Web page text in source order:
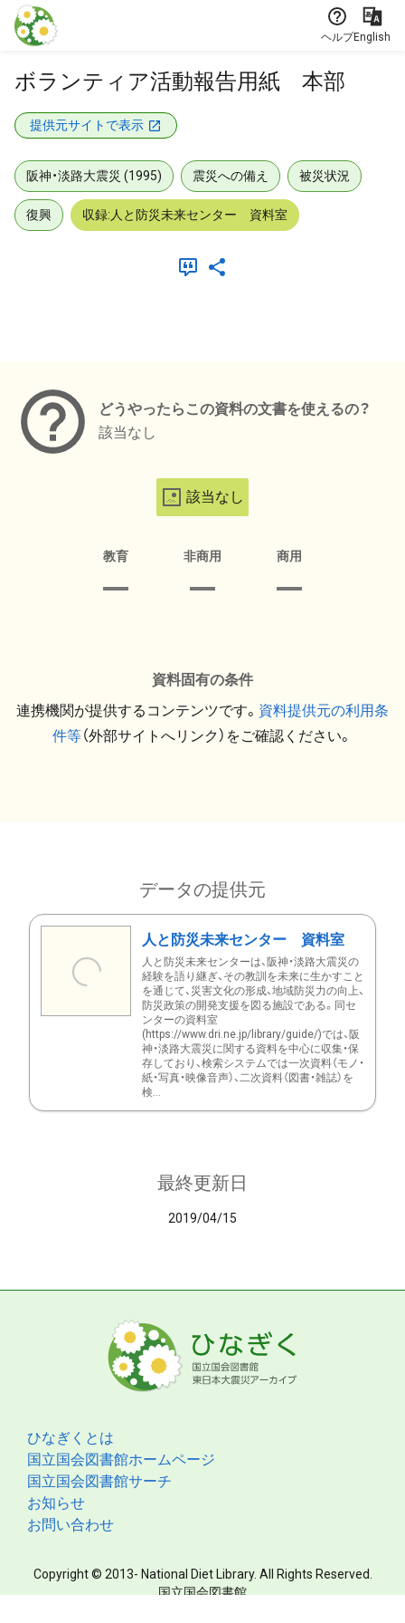
本文に飛ぶ
ヘルプEnglish
ボランティア活動報告用紙 本部
提供元サイトで表示
阪神・淡路大震災 (1995) 震災への備え 被災状況
復興 収録:人と防災未来センター 資料室
どうやったらこの資料の文書を使えるの？
該当なし
該当なし
教育 非商用 商用
資料固有の条件
連携機関が提供するコンテンツです。 資料提供元の利用条
件等（外部サイトへリンク）をご確認ください。
データの提供元
人と防災未来センター 資料室
人と防災未来センターは、阪神・淡路大震災の
経験を語り継ぎ、その教訓を未来に生かすこと
を通じて、災害文化の形成、地域防災力の向上、
防災政策の開発支援を図る施設である。同セ
ンターの資料室
(https://www.dri.ne.jp/library/guide/)では、阪
神・淡路大震災に関する資料を中心に収集・保
存しており、検索システムでは一次資料（モノ・
紙・写真・映像音声）、二次資料（図書・雑誌）を
検...
最終更新日
2019/04/15
ひなぎくとは
国立国会図書館ホームページ
国立国会図書館サーチ
お知らせ
お問い合わせ
Copyright © 2013- National Diet Library. All Rights Reserved.